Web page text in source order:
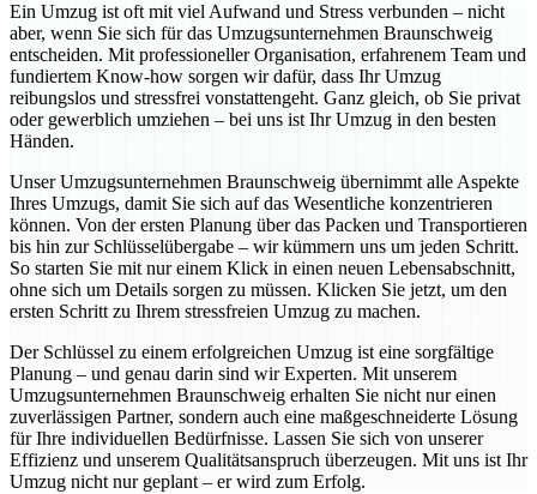
Ein Umzug ist oft mit viel Aufwand und Stress verbunden – nicht
aber, wenn Sie sich für das Umzugsunternehmen Braunschweig
entscheiden. Mit professioneller Organisation, erfahrenem Team und
fundiertem Know-how sorgen wir dafür, dass Ihr Umzug
reibungslos und stressfrei vonstattengeht. Ganz gleich, ob Sie privat
oder gewerblich umziehen – bei uns ist Ihr Umzug in den besten
Händen.
Unser Umzugsunternehmen Braunschweig übernimmt alle Aspekte
Ihres Umzugs, damit Sie sich auf das Wesentliche konzentrieren
können. Von der ersten Planung über das Packen und Transportieren
bis hin zur Schlüsselübergabe – wir kümmern uns um jeden Schritt.
So starten Sie mit nur einem Klick in einen neuen Lebensabschnitt,
ohne sich um Details sorgen zu müssen. Klicken Sie jetzt, um den
ersten Schritt zu Ihrem stressfreien Umzug zu machen.
Der Schlüssel zu einem erfolgreichen Umzug ist eine sorgfältige
Planung – und genau darin sind wir Experten. Mit unserem
Umzugsunternehmen Braunschweig erhalten Sie nicht nur einen
zuverlässigen Partner, sondern auch eine maßgeschneiderte Lösung
für Ihre individuellen Bedürfnisse. Lassen Sie sich von unserer
Effizienz und unserem Qualitätsanspruch überzeugen. Mit uns ist Ihr
Umzug nicht nur geplant – er wird zum Erfolg.